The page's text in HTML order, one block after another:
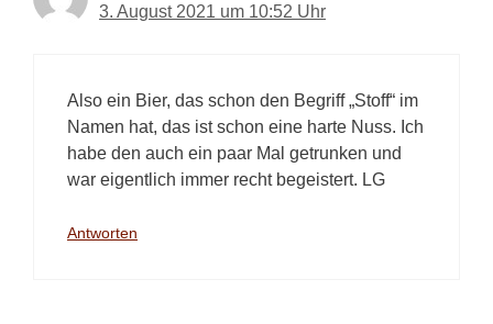
3. August 2021 um 10:52 Uhr
Also ein Bier, das schon den Begriff „Stoff“ im
Namen hat, das ist schon eine harte Nuss. Ich
habe den auch ein paar Mal getrunken und
war eigentlich immer recht begeistert. LG
Antworten